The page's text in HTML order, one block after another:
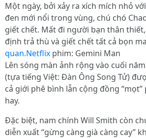
Một ngày, bởi xảy ra xích mích nhỏ
đen mới nổi trong vùng, chú chó
giết chết. Mất đi người bạn thân
định trả thù và giết chết tất cả bọn
quan.Netflix phim: Gemini Man
Lên sóng màn ảnh rộng vào cuối
(tựa tiếng Việt: Đàn Ông Song Tử)
cả giới phê bình lẫn cộng đồng
hay.
Đặc biệt, nam chính Will Smith còn
diễn xuất “gừng càng già càng cay”